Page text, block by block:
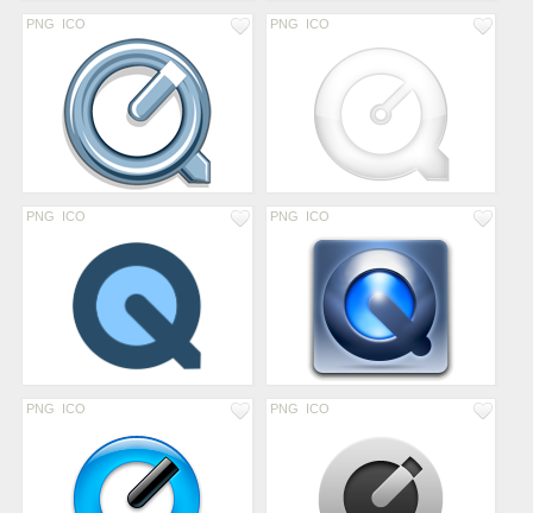
PNG ICO PNG ICO
PNG ICO PNG ICO
PNG ICO PNG ICO